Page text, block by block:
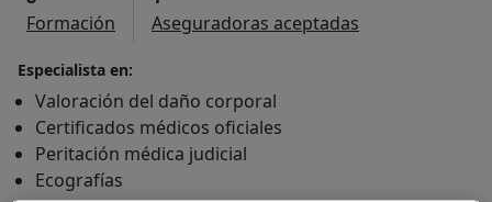
Formación
Aseguradoras aceptadas
Especialista en:
Valoración del daño corporal
Certificados médicos oficiales
Peritación médica judicial
Ecografías